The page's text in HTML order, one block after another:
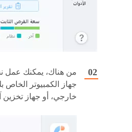
من هناك، يمكنك عمل
جهاز الكمبيوتر
خارجي، أو جهاز تخزين